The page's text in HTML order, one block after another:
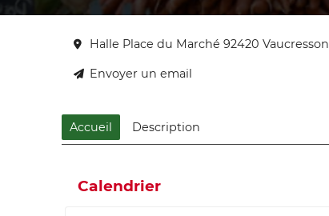
Halle Place du Marché 92420 Vaucresson
Envoyer un email
Accueil Description
Calendrier